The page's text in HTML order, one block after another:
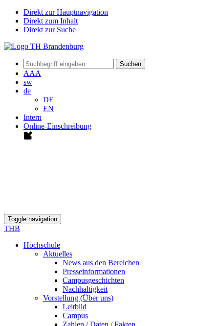
Direkt zur Hauptnavigation
Direkt zum Inhalt
Direkt zur Suche
Suchen
AAA
sw
de
DE
EN
Intern
Online-Einschreibung
Toggle navigation
THB
Hochschule
Aktuelles
News aus den Bereichen
Presseinformationen
Campusgeschichten
Nachhaltigkeit
Vorstellung (Über uns)
Leitbild
Campus
Zahlen / Daten / Fakten